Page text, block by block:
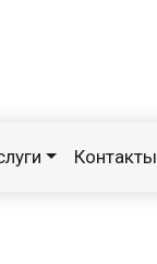
Контакты